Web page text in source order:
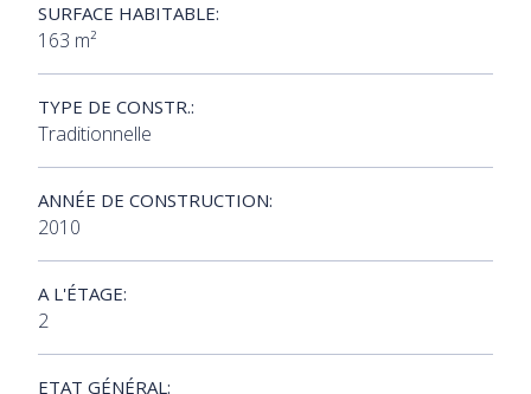
SURFACE HABITABLE:
163 m²
TYPE DE CONSTR.:
Traditionnelle
ANNÉE DE CONSTRUCTION:
2010
A L'ÉTAGE:
2
ETAT GÉNÉRAL: